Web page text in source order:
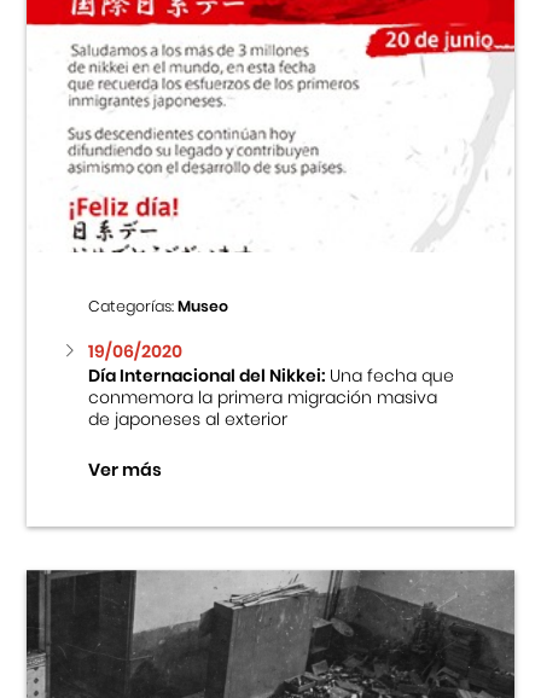
Categorías:Museo
19/06/2020
Día Internacional del Nikkei:Una fecha que
conmemora la primera migración masiva
de japoneses al exterior
Ver más